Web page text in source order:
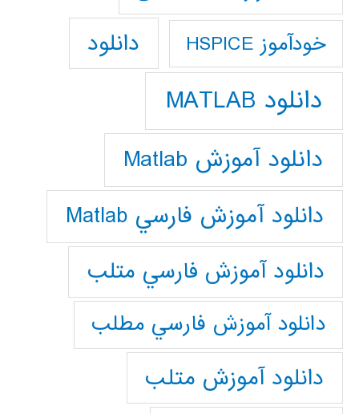
خودآموز HSPICE دانلود
دانلود MATLAB
دانلود آموزش Matlab
دانلود آموزش فارسي Matlab
دانلود آموزش فارسي متلب
دانلود آموزش فارسي مطلب
دانلود آموزش متلب